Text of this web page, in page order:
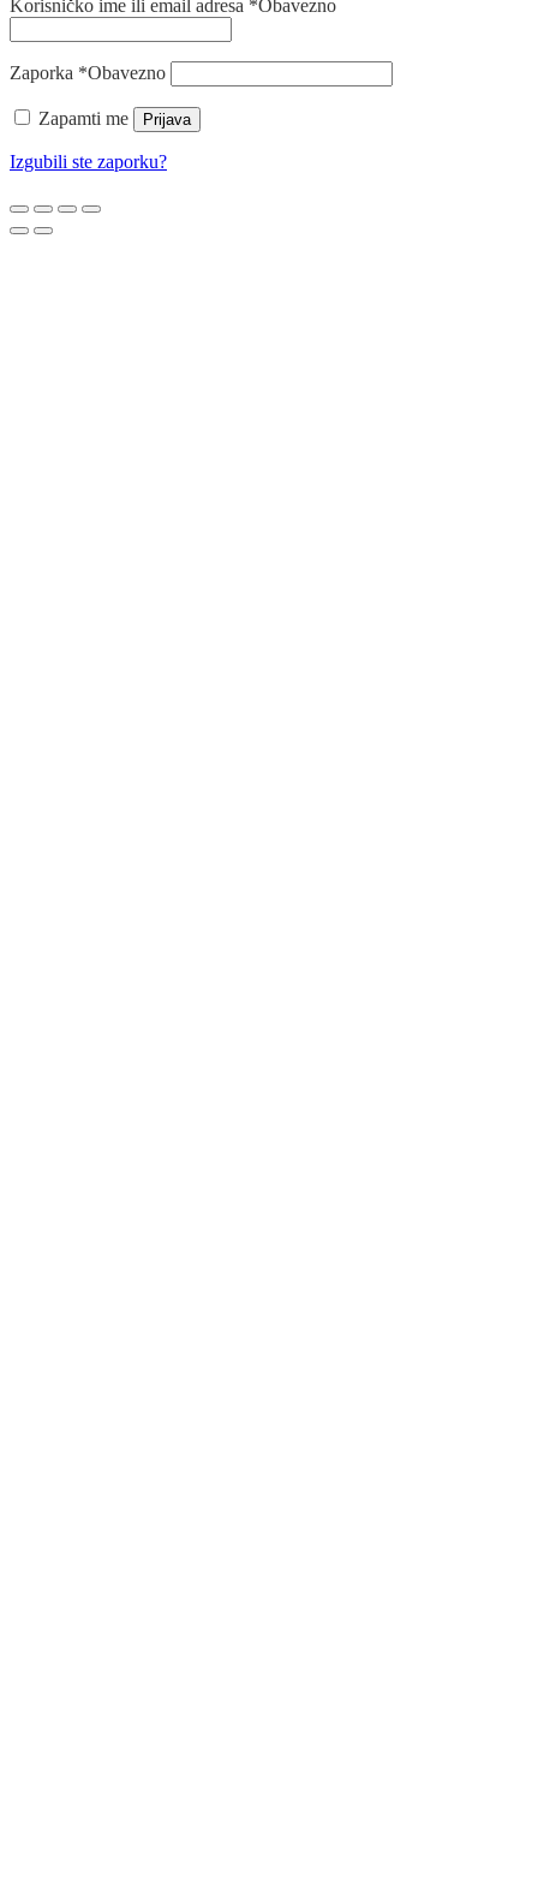
Korisničko ime ili email adresa *Obavezno
Zaporka *Obavezno
Zapamti me Prijava
Izgubili ste zaporku?